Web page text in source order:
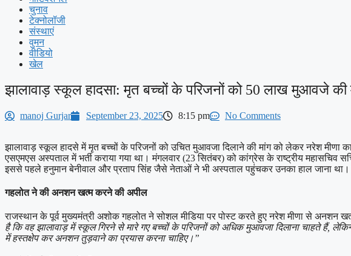
चुनाव
टेक्नोलॉजी
संस्थाएं
वुमन
वीडियो
खेल
झालावाड़ स्कूल हादसा: मृत बच्चों के परिजनों को 50 लाख मुआवजे
manoj Gurjar September 23, 2025 8:15 pm No Comments
झालावाड़ स्कूल हादसे में मृत बच्चों के परिजनों को उचित मुआवजा दिलाने की मांग को लेकर नरेश
एसएमएस अस्पताल में भर्ती कराया गया था। मंगलवार (23 सितंबर) को कांग्रेस के राष्ट्रीय
इससे पहले हनुमान बेनीवाल और प्रताप सिंह जैसे नेताओं ने भी अस्पताल पहुंचकर उनका हाल जाना था।
गहलोत ने की अनशन खत्म करने की अपील
राजस्थान के पूर्व मुख्यमंत्री अशोक गहलोत ने सोशल मीडिया पर पोस्ट करते हुए नरेश मीणा से
है कि वह झालावाड़ में स्कूल गिरने से मारे गए बच्चों के परिजनों को अधिक मुआवजा दिलाना चाहते हैं,
में हस्तक्षेप कर अनशन तुड़वाने का प्रयास करना चाहिए।”